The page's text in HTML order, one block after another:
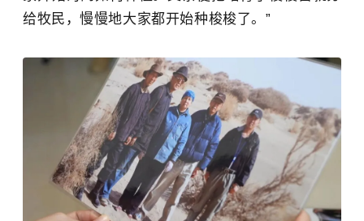
给牧民，慢慢地大家都开始种梭梭了。”